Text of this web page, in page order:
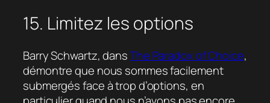
15. Limitez les options
Barry Schwartz, dansThe Paradox of Choice,
démontre que nous sommes facilement
submergés face à trop d’options, en